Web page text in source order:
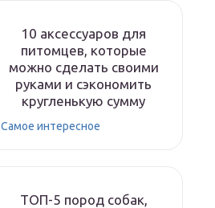
10 аксессуаров для
питомцев, которые
можно сделать своими
руками и сэкономить
кругленькую сумму
Самое интересное
ТОП-5 пород собак,